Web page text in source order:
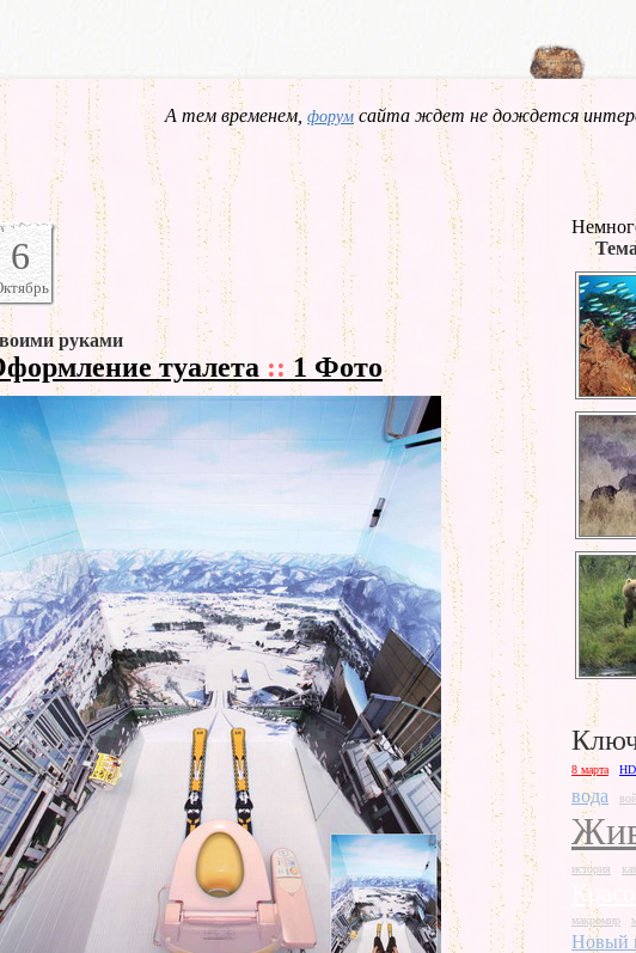
А тем временем, форум сайта ждет не дождется
6
руками
туалета :: 1 Фото
8 марта
вода
история
макромир
Новый